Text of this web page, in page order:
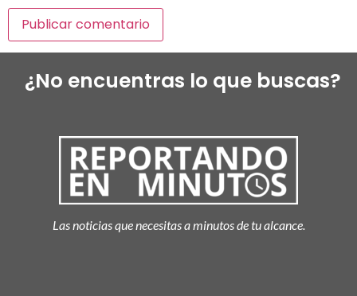
¿No encuentras lo que buscas?
Las noticias que necesitas a minutos de tu alcance.